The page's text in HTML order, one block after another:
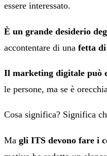
essere interessato.
È un grande desiderio
accontentare di una fetta
Il marketing digitale può
le persone, ma se è
Cosa significa? Significa
Ma gli ITS devono fare i